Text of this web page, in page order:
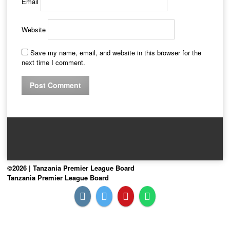
Website
Save my name, email, and website in this browser for the
next time I comment.
©2026 | Tanzania Premier League Board
Tanzania Premier League Board